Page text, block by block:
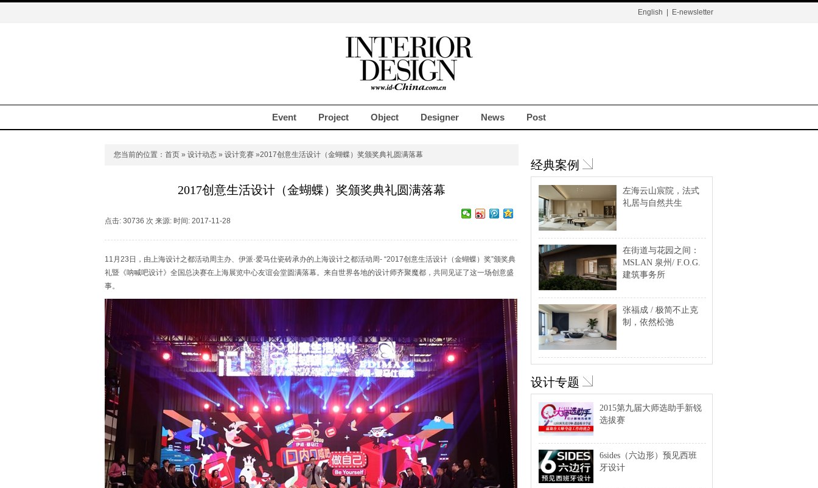
English E-newsletter
Event Project Object Designer News Post
您当前的位置： 首页 » 设计动态 » 设计竞赛 »2017创意生活设计（金蝴蝶）奖颁奖典礼圆满落幕
2017创意生活设计（金蝴蝶）奖颁奖典礼圆满落幕
点击: 30736 次 来源: 时间: 2017-11-28
11月23日，由上海设计之都活动周主办、伊派·爱马仕瓷砖承办的上海设计之都活动周- “2017创意生活设计（金蝴蝶）奖”颁奖典
礼暨《呐喊吧设计》全国总决赛在上海展览中心友谊会堂圆满落幕。来自世界各地的设计师齐聚魔都，共同见证了这一场创意盛
事。
经典案例
左海云山宸院，法式
礼居与自然共生
在街道与花园之间：
MSLAN 泉州/ F.O.G.
建筑事务所
张福成 / 极简不止克
制，依然松弛
设计专题
2015第九届大师选助手新锐
选拔赛
6sides（六边形）预见西班
牙设计